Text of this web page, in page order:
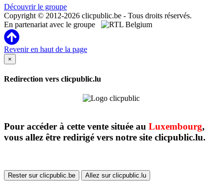
Découvrir le groupe
Copyright © 2012-2026 clicpublic.be - Tous droits réservés.
En partenariat avec le groupe
Revenir en haut de la page
×
Redirection vers clicpublic.lu
Pour accéder à cette vente située au Luxembourg,
vous allez être redirigé vers notre site clicpublic.lu.
Rester sur clicpublic.be Allez sur clicpublic.lu